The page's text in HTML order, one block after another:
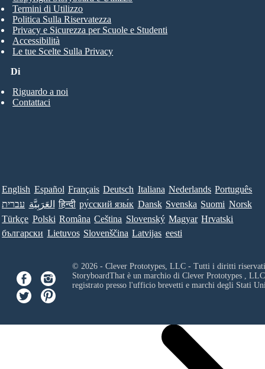
Di
Riguardo a noi
Contattaci
Termini di Utilizzo
Politica Sulla Riservatezza
Privacy e Sicurezza per Scuole e Studenti
Accessibilità
Le tue Scelte Sulla Privacy
English Español Français Deutsch Italiana Nederlands Português
עברית العَرَبِيَّة हिन्दी ру́сский язы́к Dansk Svenska Suomi Norsk
Türkçe Polski Româna Ceština Slovenský Magyar Hrvatski
български Lietuvos Slovenščina Latvijas eesti
© 2026 - Clever Prototypes, LLC - Tutti i diritti
StoryboardThat è un marchio di Clever Prototypes , LLC
registrato presso l'ufficio brevetti e marchi degli Stati